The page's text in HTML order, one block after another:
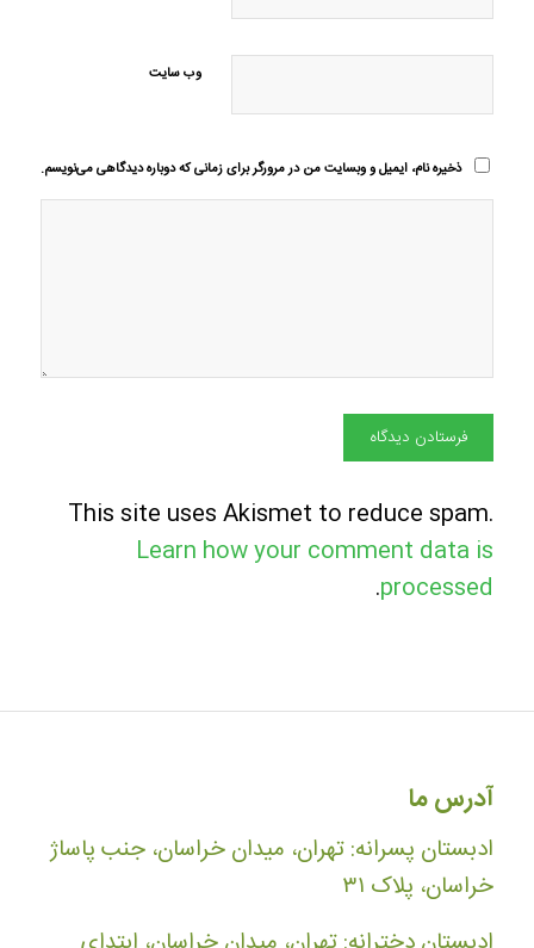
وب‌ سایت
ذخیره نام، ایمیل و وبسایت من در مرورگر برای زمانی که دوباره دیدگاهی می‌نویسم.
This site uses Akismet to reduce spam.
Learn how your comment data is
processed
.
آدرس ما
ادبستان پسرانه: تهران، میدان خراسان، جنب پاساژ
خراسان، پلاک ۳۱